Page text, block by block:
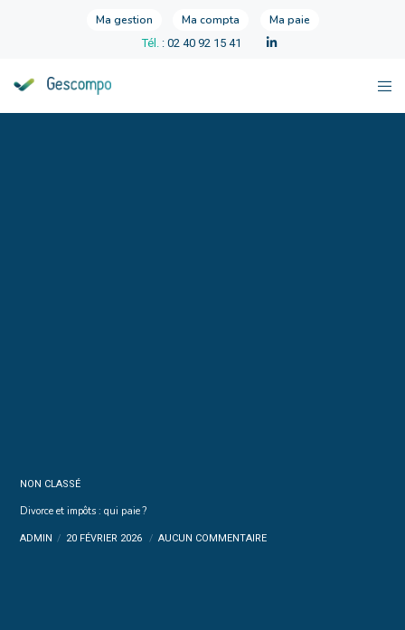
Ma gestion Ma compta Ma paie
Tél. : 02 40 92 15 41
NON CLASSÉ
Divorce et impôts : qui paie ?
ADMIN 20 FÉVRIER 2026 AUCUN COMMENTAIRE